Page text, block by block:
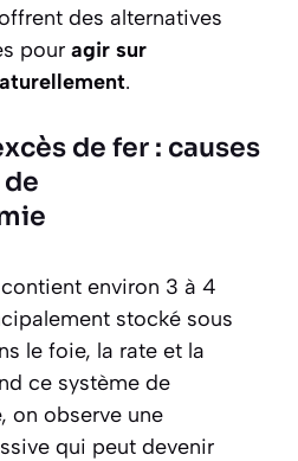
des alternatives
pour agir sur
.
de fer : causes
environ 3 à 4
stocké sous
le foie, la rate et la
ce système de
on observe une
qui peut devenir